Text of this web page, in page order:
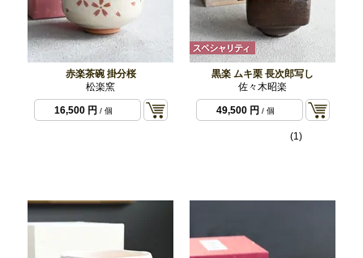
赤楽茶碗 掛分桜
松楽窯
16,500 円 / 個
黒楽 ムキ栗 長次郎写し
佐々木昭楽
49,500 円 / 個
(1)